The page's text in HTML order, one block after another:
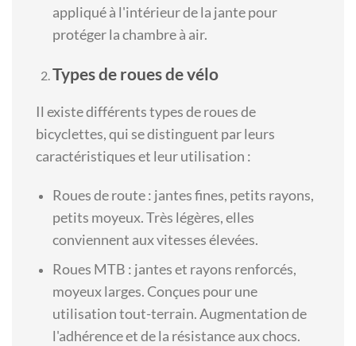
appliqué à l'intérieur de la jante pour
protéger la chambre à air.
Types de roues de vélo
Il existe différents types de roues de
bicyclettes, qui se distinguent par leurs
caractéristiques et leur utilisation :
Roues de route : jantes fines, petits rayons,
petits moyeux. Très légères, elles
conviennent aux vitesses élevées.
Roues MTB : jantes et rayons renforcés,
moyeux larges. Conçues pour une
utilisation tout-terrain. Augmentation de
l'adhérence et de la résistance aux chocs.